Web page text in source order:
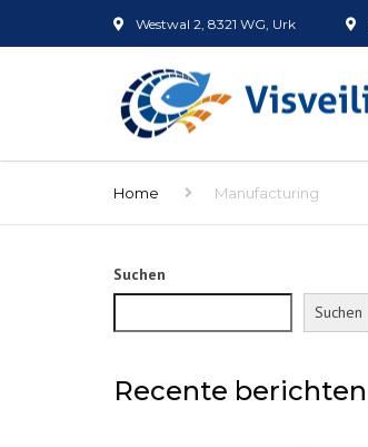
Westwal 2, 8321 WG, Urk
Home Manufacturing
Suchen
Suchen
Recente berichten